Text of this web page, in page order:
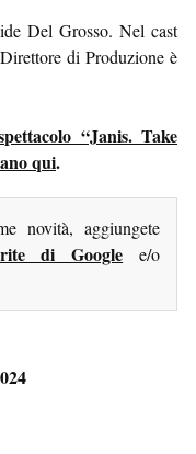
Del Grosso. Nel cast
di Produzione è
“Janis. Take
qui.
novità, aggiungete
di Google e/o